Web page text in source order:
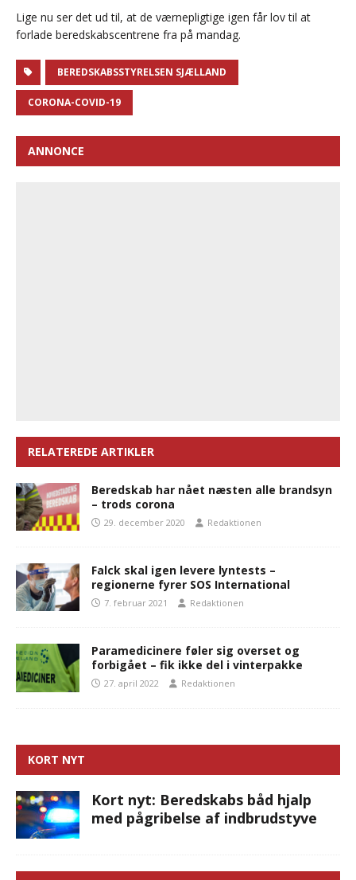
Lige nu ser det ud til, at de værnepligtige igen får lov til at
forlade beredskabscentrene fra på mandag.
BEREDSKABSSTYRELSEN SJÆLLAND
CORONA-COVID-19
ANNONCE
RELATEREDE ARTIKLER
Beredskab har nået næsten alle brandsyn
– trods corona
29. december 2020 Redaktionen
Falck skal igen levere lyntests –
regionerne fyrer SOS International
7. februar 2021 Redaktionen
Paramedicinere føler sig overset og
forbigået – fik ikke del i vinterpakke
27. april 2022 Redaktionen
KORT NYT
Kort nyt: Beredskabs båd hjalp
med pågribelse af indbrudstyve